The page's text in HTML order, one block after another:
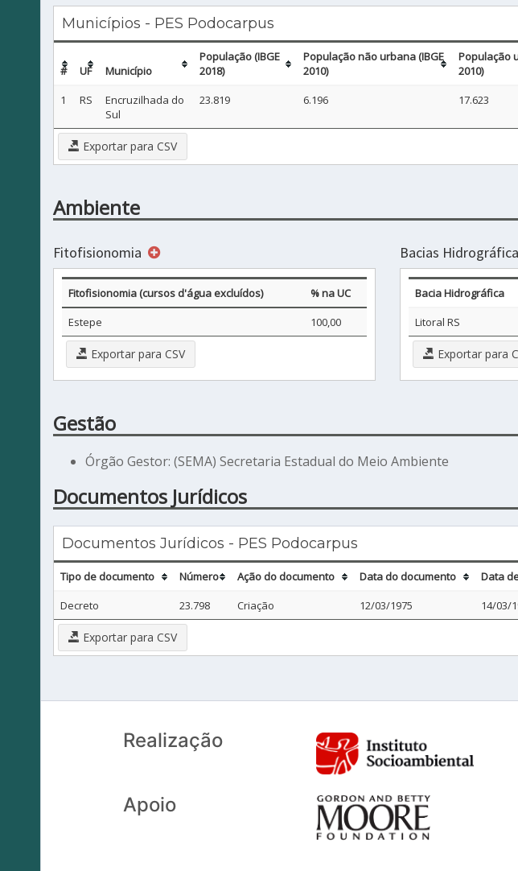
Municípios - PES Podocarpus
# UF Município
População (IBGE
2018)
População não urbana (IBGE
2010)
População
2010)
1
RS
Encruzilhada do
Sul
23.819 6.196 17.623
Exportar para CSV
Ambiente
Fitofisionomia
Fitofisionomia (cursos d'água excluídos)
% na UC
Estepe
100,00
Exportar para CSV
Bacias
Bacia Hidrográfica
Litoral RS
Exportar para
Gestão
Órgão Gestor: (SEMA) Secretaria Estadual do Meio Ambiente
Documentos Jurídicos
Documentos Jurídicos - PES Podocarpus
Tipo de documento Número Ação do documento Data do documento Data
Decreto
23.798 Criação 12/03/1975 14/03/
Exportar para CSV